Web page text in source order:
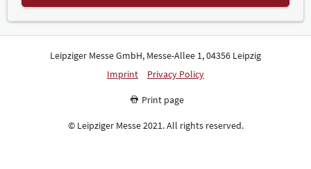
Leipziger Messe GmbH, Messe-Allee 1, 04356 Leipzig
Imprint
Privacy Policy
Print page
© Leipziger Messe 2021. All rights reserved.